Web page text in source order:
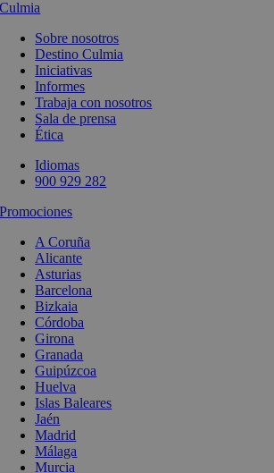
Culmia
Sobre nosotros
Destino Culmia
Iniciativas
Informes
Trabaja con nosotros
Sala de prensa
Ética
Idiomas
900 929 282
Promociones
A Coruña
Alicante
Asturias
Barcelona
Bizkaia
Córdoba
Girona
Granada
Guipúzcoa
Huelva
Islas Baleares
Jaén
Madrid
Málaga
Murcia